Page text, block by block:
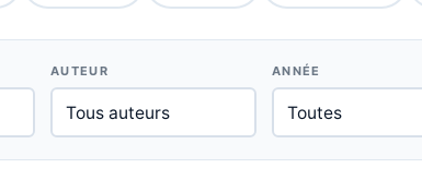
AUTEUR ANNÉE